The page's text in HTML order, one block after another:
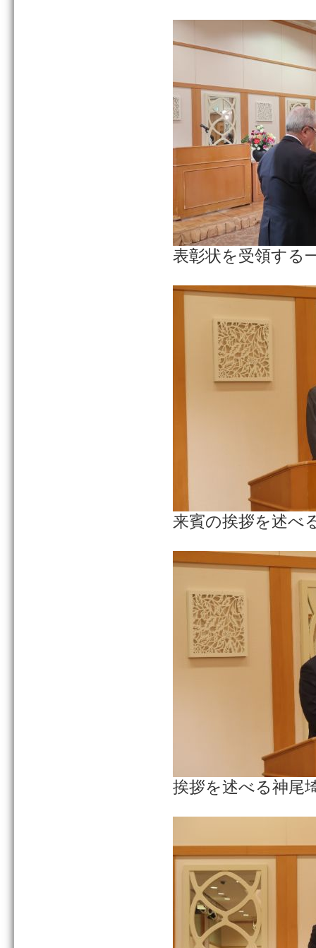
表彰状を受領する
来賓の挨拶を述べ
挨拶を述べる神尾